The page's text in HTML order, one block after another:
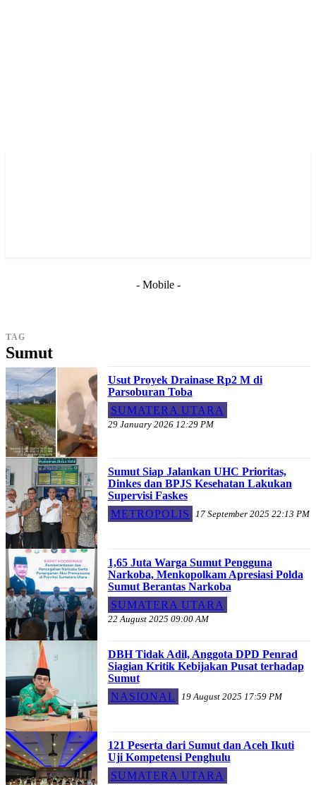
- Mobile -
TAG
Sumut
Usut Proyek Drainase Rp2 M di
Parsoburan Toba
SUMATERA UTARA
29 January 2026 12:29 PM
Sumut Siap Jalankan UHC Prioritas,
Dinkes dan BPJS Kesehatan Lakukan
Supervisi Faskes
METROPOLIS
17 September 2025 22:13 PM
1,65 Juta Warga Sumut Pengguna
Narkoba, Menkopolkam Apresiasi Polda
Sumut Berantas Narkoba
SUMATERA UTARA
22 August 2025 09:00 AM
DBH Tidak Adil, Anggota DPD Penrad
Siagian Kritik Kebijakan Pusat terhadap
Sumut
NASIONAL
19 August 2025 17:59 PM
121 Peserta dari Sumut dan Aceh Ikuti
Uji Kompetensi Penghulu
SUMATERA UTARA